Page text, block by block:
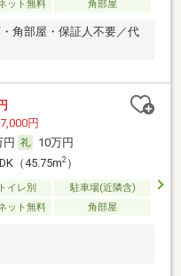
ット無料 角部屋
角部屋・保証人不要／代
円
円
10万円
（45.75m2）
イレ別
駐車場(近隣含)
ット無料 角部屋